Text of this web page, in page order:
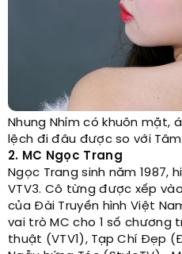
Nhung Nhím có khuôn mặt,
lệch đi đâu được so với Tâm
2. MC Ngọc Trang
Ngọc Trang sinh năm 1987,
VTV3. Cô từng được xếp
của Đài Truyền hình Việt
vai trò MC cho 1 số chương
thuật (VTV1), Tạp Chí Đẹp